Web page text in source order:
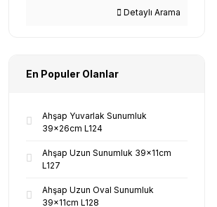
Detaylı Arama
En Populer Olanlar
Ahşap Yuvarlak Sunumluk
39x26cm L124
Ahşap Uzun Sunumluk 39x11cm
L127
Ahşap Uzun Oval Sunumluk
39x11cm L128